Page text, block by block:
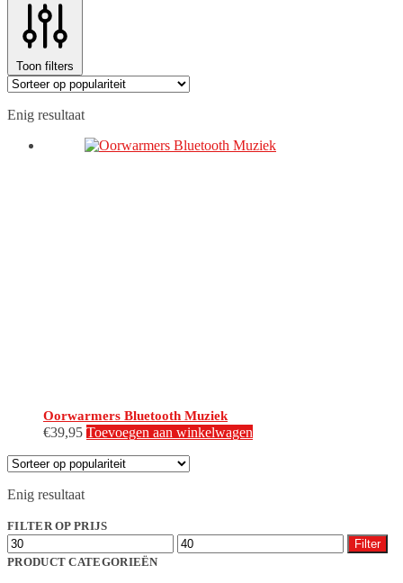
Toon filters
Enig resultaat
Oorwarmers Bluetooth Muziek
€39,95 Toevoegen aan winkelwagen
Enig resultaat
FILTER OP PRIJS
Min.
prijs
Max.
prijs
Filter
PRODUCT CATEGORIEËN